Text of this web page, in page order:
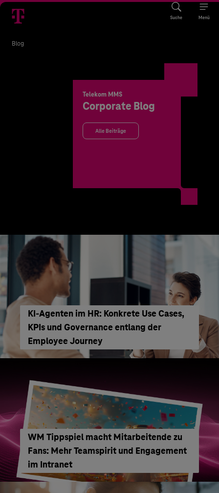
Suche Menü
Blog
Telekom MMS
Corporate Blog
Alle Beiträge
KI‑Agenten im HR: Konkrete Use Cases,
KPIs und Governance entlang der
Employee Journey
WM Tippspiel macht Mitarbeitende zu
Fans: Mehr Teamspirit und Engagement
im Intranet